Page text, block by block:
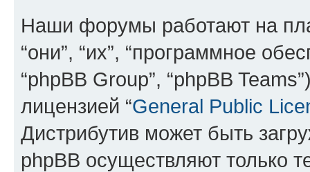
Наши форумы работают на
“они”, “их”, “программное
“phpBB Group”, “phpBB
лицензией “General Public
Дистрибутив может быть
phpBB осуществляют только